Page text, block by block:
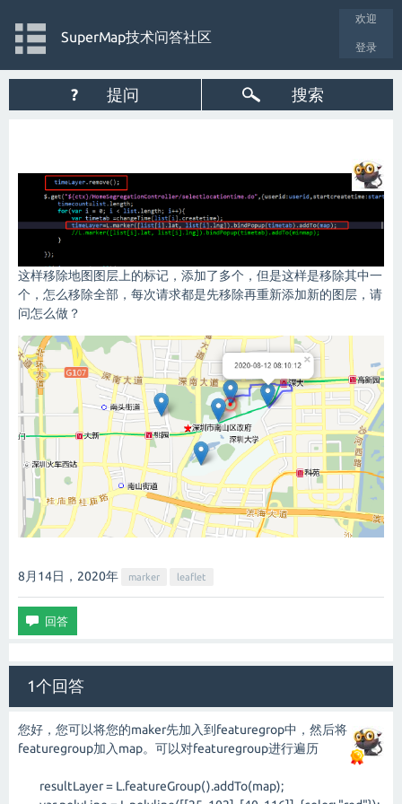
欢迎
登录
SuperMap技术问答社区
? 提问 搜索
这样移除地图图层上的标记，添加了多个，但是这样是移除其中一
个，怎么移除全部，每次请求都是先移除再重新添加新的图层，请
问怎么做？
8月14日，2020年 marker leaflet
1个回答
您好，您可以将您的maker先加入到featuregrop中，然后将
featuregroup加入map。可以对featuregroup进行遍历
resultLayer = L.featureGroup().addTo(map);